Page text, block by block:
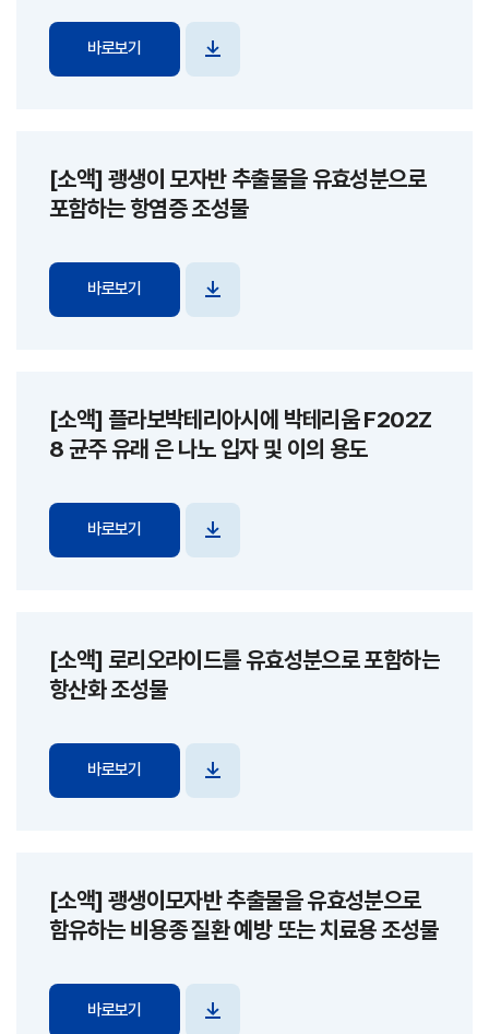
바로보기
파일
[소액] 괭생이 모자반 추출물을 유효성분으로
포함하는 항염증 조성물
바로보기
파일
[소액] 플라보박테리아시에 박테리움 F202Z
8 균주 유래 은 나노 입자 및 이의 용도
바로보기
파일
[소액] 로리오라이드를 유효성분으로 포함하는
항산화 조성물
바로보기
파일
[소액] 괭생이모자반 추출물을 유효성분으로
함유하는 비용종 질환 예방 또는 치료용 조성물
바로보기
파일